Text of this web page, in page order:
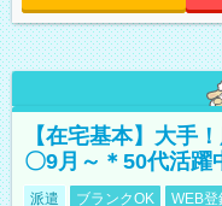
【在宅基本】大手
〇9月～＊50代活躍
派遣 ブランクOK WEB登